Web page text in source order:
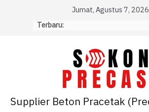
Jumat, Agustus 7, 2026
Terbaru:
Supplier Beton Pracetak